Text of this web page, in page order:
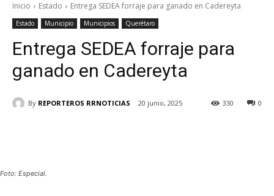
Inicio Estado Entrega SEDEA forraje para ganado en Cadereyta
Estado Municipio Municipios Querétaro
Entrega SEDEA forraje para
ganado en Cadereyta
By REPORTEROS RRNOTICIAS 20 junio, 2025 0
330
Foto: Especial.